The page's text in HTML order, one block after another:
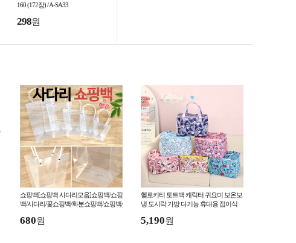
160 (172장) / A-SA33
298원
쇼핑백[쇼핑백 사다리모음]쇼핑백/쇼핑
백/사다리/꽃쇼핑백/화분쇼핑백/쇼핑백/
680원
헬로키티 토트백 캐릭터 귀요미 보온보
냉 도시락 가방 다기능 휴대용 접이식
5,190원